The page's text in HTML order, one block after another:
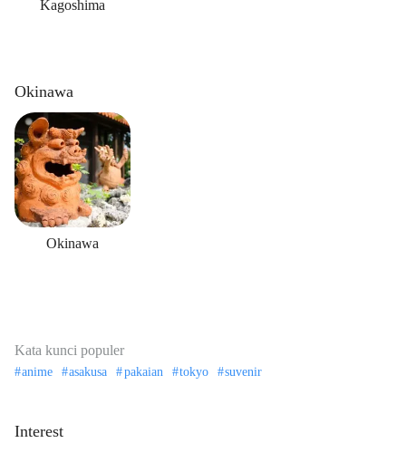
Kagoshima
Okinawa
Okinawa
Kata kunci populer
anime asakusa pakaian tokyo suvenir
Interest